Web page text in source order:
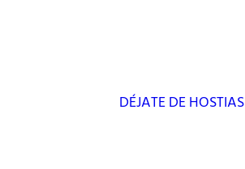
DÉJATE DE HOSTIAS